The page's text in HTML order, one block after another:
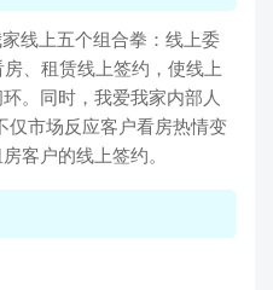
线上五个组合拳：线上委
、租赁线上签约，使线上
。同时，我爱我家内部人
仅市场反应客户看房热情变
客户的线上签约。